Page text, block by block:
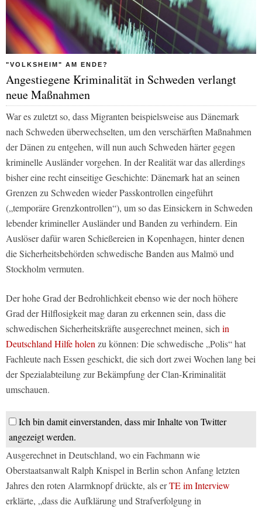
"VOLKSHEIM" AM ENDE?
Angestiegene Kriminalität in Schweden verlangt
neue Maßnahmen
War es zuletzt so, dass Migranten beispielsweise aus Dänemark
nach Schweden überwechselten, um den verschärften Maßnahmen
der Dänen zu entgehen, will nun auch Schweden härter gegen
kriminelle Ausländer vorgehen. In der Realität war das allerdings
bisher eine recht einseitige Geschichte: Dänemark hat an seinen
Grenzen zu Schweden wieder Passkontrollen eingeführt
(„temporäre Grenzkontrollen“), um so das Einsickern in Schweden
lebender krimineller Ausländer und Banden zu verhindern. Ein
Auslöser dafür waren Schießereien in Kopenhagen, hinter denen
die Sicherheitsbehörden schwedische Banden aus Malmö und
Stockholm vermuten.
Der hohe Grad der Bedrohlichkeit ebenso wie der noch höhere
Grad der Hilflosigkeit mag daran zu erkennen sein, dass die
schwedischen Sicherheitskräfte ausgerechnet meinen, sichin
Deutschland Hilfe holenzu können: Die schwedische „Polis“ hat
Fachleute nach Essen geschickt, die sich dort zwei Wochen lang bei
der Spezialabteilung zur Bekämpfung der Clan-Kriminalität
umschauen.
Ich bin damit einverstanden, dass mir Inhalte von Twitter
angezeigt werden.
Ausgerechnet in Deutschland, wo ein Fachmann wie
Oberstaatsanwalt Ralph Knispel in Berlin schon Anfang letzten
Jahres den roten Alarmknopf drückte, als erTE im Interview
erklärte, „dass die Aufklärung und Strafverfolgung in